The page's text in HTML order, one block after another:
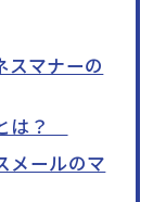
スマナーの
は？
メールのマ